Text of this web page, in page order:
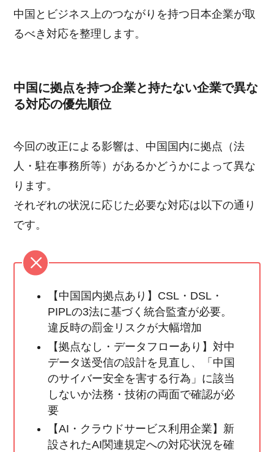
中国とビジネス上のつながりを持つ日本企業が取
るべき対応を整理します。
中国に拠点を持つ企業と持たない企業で異な
る対応の優先順位
今回の改正による影響は、中国国内に拠点（法
人・駐在事務所等）があるかどうかによって異な
ります。
それぞれの状況に応じた必要な対応は以下の通り
です。
【中国国内拠点あり】CSL・DSL・
PIPLの3法に基づく統合監査が必要。
違反時の罰金リスクが大幅増加
【拠点なし・データフローあり】対中
データ送受信の設計を見直し、「中国
のサイバー安全を害する行為」に該当
しないか法務・技術の両面で確認が必
要
【AI・クラウドサービス利用企業】新
設されたAI関連規定への対応状況を確